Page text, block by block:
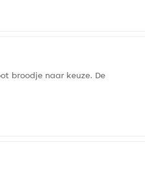
broodje naar keuze. De